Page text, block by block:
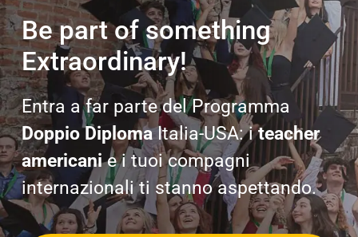
Studiare in America
Contattaci
Cerca
per:
Be part of something
Extraordinary!
Entra a far parte del Programma
Doppio DiplomaItalia-USA: iteacher
americanie i tuoi compagni
internazionali ti stanno aspettando.